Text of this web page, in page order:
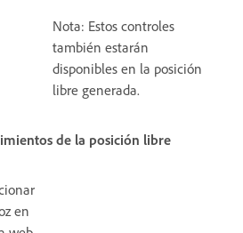
Nota: Estos controles
también estarán
disponibles en la posición
libre generada.
de la posición libre
en